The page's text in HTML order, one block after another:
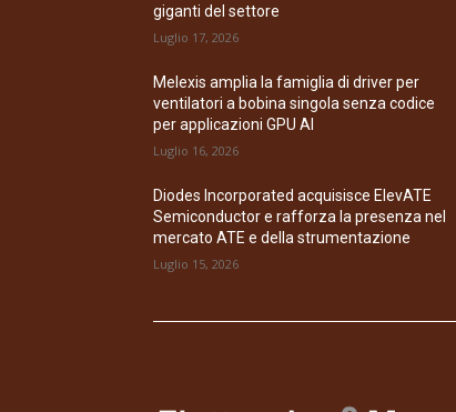
giganti del settore
Luglio 17, 2026
Melexis amplia la famiglia di driver per
ventilatori a bobina singola senza codice
per applicazioni GPU AI
Luglio 16, 2026
Diodes Incorporated acquisisce ElevATE
Semiconductor e rafforza la presenza nel
mercato ATE e della strumentazione
Luglio 15, 2026